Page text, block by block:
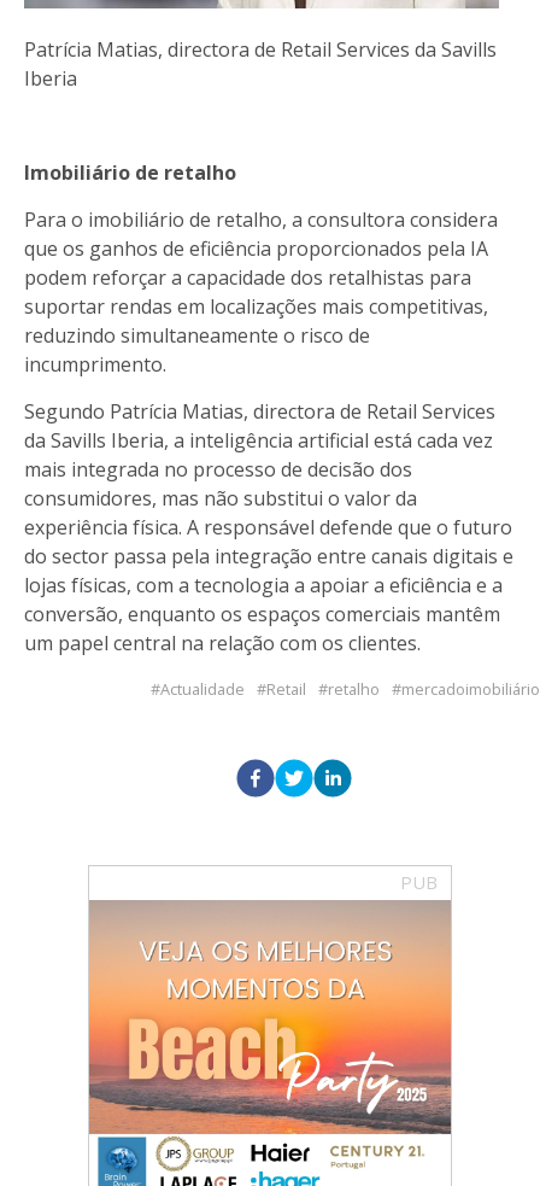
Patrícia Matias, directora de Retail Services da Savills
Iberia
Imobiliário de retalho
Para o imobiliário de retalho, a consultora considera
que os ganhos de eficiência proporcionados pela IA
podem reforçar a capacidade dos retalhistas para
suportar rendas em localizações mais competitivas,
reduzindo simultaneamente o risco de
incumprimento.
Segundo Patrícia Matias, directora de Retail Services
da Savills Iberia, a inteligência artificial está cada vez
mais integrada no processo de decisão dos
consumidores, mas não substitui o valor da
experiência física. A responsável defende que o futuro
do sector passa pela integração entre canais digitais e
lojas físicas, com a tecnologia a apoiar a eficiência e a
conversão, enquanto os espaços comerciais mantêm
um papel central na relação com os clientes.
Actualidade Retail retalho mercadoimobiliário
PUB